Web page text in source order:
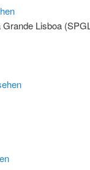
Lisboa